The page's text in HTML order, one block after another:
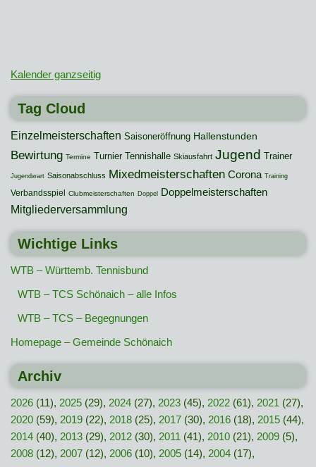
Kalender ganzseitig
Tag Cloud
Einzelmeisterschaften Saisoneröffnung Hallenstunden
Bewirtung Termine Turnier Tennishalle Skiausfahrt Jugend Trainer
Jugendwart Saisonabschluss Mixedmeisterschaften Corona Training
Verbandsspiel Clubmeisterschaften Doppel Doppelmeisterschaften
Mitgliederversammlung
Wichtige Links
WTB – Württemb. Tennisbund
WTB – TCS Schönaich – alle Infos
WTB – TCS – Begegnungen
Homepage – Gemeinde Schönaich
Archiv
2026 (11), 2025 (29), 2024 (27), 2023 (45), 2022 (61), 2021 (27),
2020 (59), 2019 (22), 2018 (25), 2017 (30), 2016 (18), 2015 (44),
2014 (40), 2013 (29), 2012 (30), 2011 (41), 2010 (21), 2009 (5),
2008 (12), 2007 (12), 2006 (10), 2005 (14), 2004 (17),